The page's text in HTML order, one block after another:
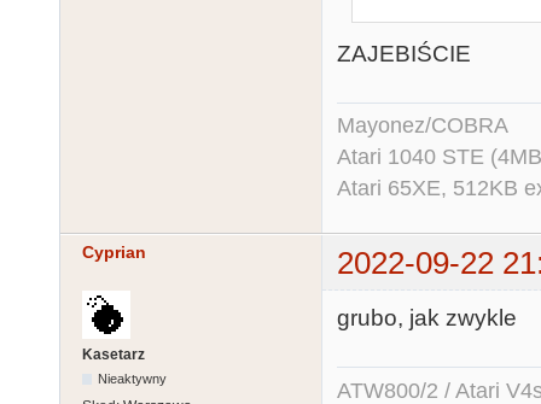
ZAJEBIŚCIE
Mayonez/COBRA
Atari 1040 STE
Atari 65XE, 512KB
Cyprian 2022-09-22
Kasetarz
Nieaktywny
grubo, jak zwykle
ATW800/2 / Atari